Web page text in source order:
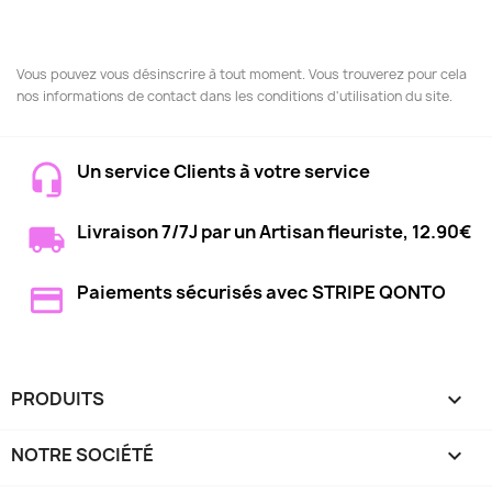
Vous pouvez vous désinscrire à tout moment. Vous trouverez pour cela
nos informations de contact dans les conditions d'utilisation du site.
Un service Clients à votre service
Livraison 7/7J par un Artisan fleuriste, 12.90€
Paiements sécurisés avec STRIPE QONTO
PRODUITS 
NOTRE SOCIÉTÉ 